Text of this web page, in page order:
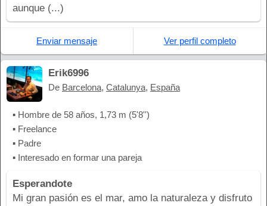
aunque (...)
Enviar mensaje Ver perfil completo
Erik6996
De Barcelona, Catalunya, España
▪ Hombre de 58 años, 1,73 m (5'8'')
▪ Freelance
▪ Padre
▪ Interesado en formar una pareja
Esperandote
Mi gran pasión es el mar, amo la naturaleza y disfruto